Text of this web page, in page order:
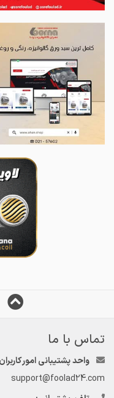
تماس با ما
واحد پشتیبانی امور
support@foolad24.com